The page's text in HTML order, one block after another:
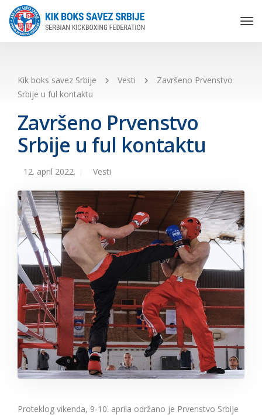
Kik boks savez Srbije Vesti
Završeno Prvenstvo
Srbije u ful kontaktu
Završeno Prvenstvo
Srbije u ful kontaktu
12. april 2022. Vesti
Proteklog vikenda, 9-10. aprila održano je Prvenstvo Srbije